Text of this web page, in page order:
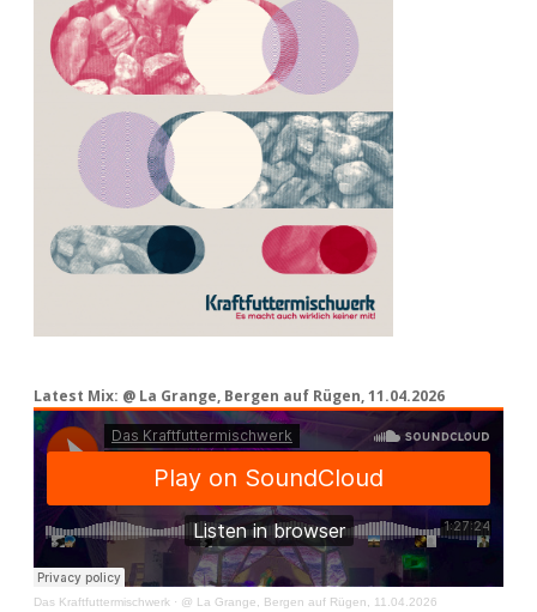
Latest Mix: @ La Grange, Bergen auf Rügen, 11.04.2026
Das Kraftfuttermischwerk · @ La Grange, Bergen auf Rügen, 11.04.2026